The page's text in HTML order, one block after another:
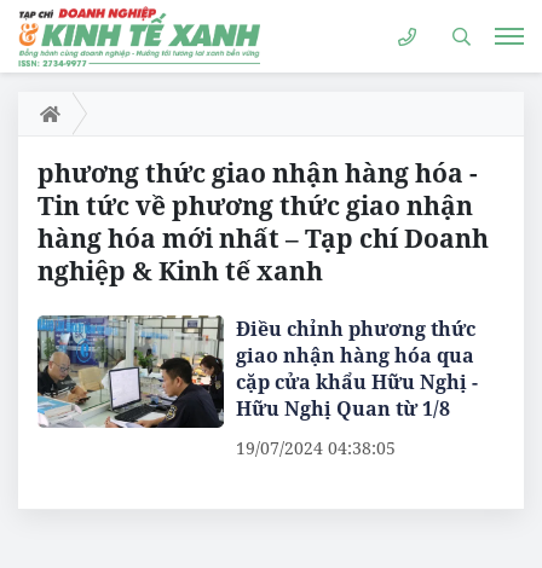
phương thức giao nhận hàng hóa -
Tin tức về phương thức giao nhận
hàng hóa mới nhất – Tạp chí Doanh
nghiệp & Kinh tế xanh
Điều chỉnh phương thức
giao nhận hàng hóa qua
cặp cửa khẩu Hữu Nghị -
Hữu Nghị Quan từ 1/8
19/07/2024 04:38:05